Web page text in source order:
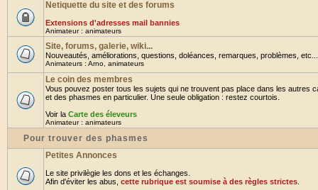
Netiquette du site et des forums
Extensions d'adresses mail bannies
Animateur : animateurs
Site, forums, galerie, wiki...
Nouveautés, améliorations, questions, doléances, remarques, problèmes,
Animateurs : Arno animateurs
Le coin des membres
Vous pouvez poster tous les sujets qui ne trouvent pas place dans les autres
et des phasmes en particulier. Une seule obligation : restez courtois.
Voir la Carte des éleveurs
Animateur : animateurs
Pour trouver des phasmes
Petites Annonces
Le site privilègie les dons et les échanges.
Afin d'éviter les abus, cette rubrique est soumise à des règles strictes